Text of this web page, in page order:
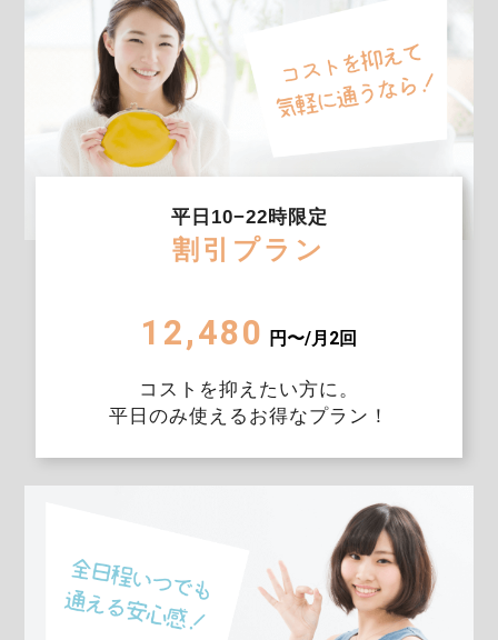
平日10−22時限定
割引プラン
12,480 円〜/月2回
コストを抑えたい方に。
平日のみ使えるお得なプラン！